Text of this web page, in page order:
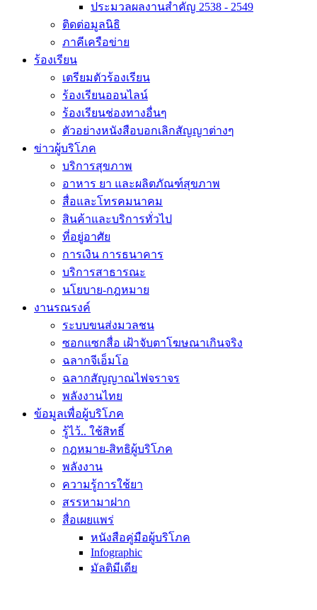
ประมวลผลงานสำคัญ 2538 - 2549
ติดต่อมูลนิธิ
ภาคีเครือข่าย
ร้องเรียน
เตรียมตัวร้องเรียน
ร้องเรียนออนไลน์
ร้องเรียนช่องทางอื่นๆ
ตัวอย่างหนังสือบอกเลิกสัญญาต่างๆ
ข่าวผู้บริโภค
บริการสุขภาพ
อาหาร ยา และผลิตภัณฑ์สุขภาพ
สื่อและโทรคมนาคม
สินค้าและบริการทั่วไป
ที่อยู่อาศัย
การเงิน การธนาคาร
บริการสาธารณะ
นโยบาย-กฎหมาย
งานรณรงค์
ระบบขนส่งมวลชน
ซอกแซกสื่อ เฝ้าจับตาโฆษณาเกินจริง
ฉลากจีเอ็มโอ
ฉลากสัญญาณไฟจราจร
พลังงานไทย
ข้อมูลเพื่อผู้บริโภค
รู้ไว้.. ใช้สิทธิ์
กฎหมาย-สิทธิผู้บริโภค
พลังงาน
ความรู้การใช้ยา
สรรหามาฝาก
สื่อเผยแพร่
หนังสือคู่มือผู้บริโภค
Infographic
มัลติมีเดีย